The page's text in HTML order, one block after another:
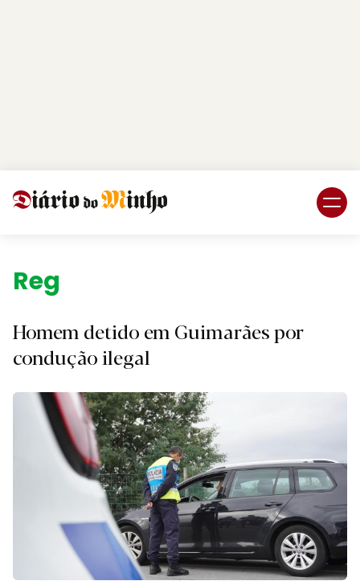
Região.
Homem detido em Guimarães por
condução ilegal